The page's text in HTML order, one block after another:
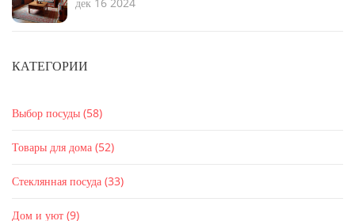
КАТЕГОРИИ
Выбор посуды (58)
Товары для дома (52)
Стеклянная посуда (33)
Дом и уют (9)